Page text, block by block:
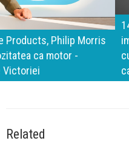
140 de ani de Mercedes-
important „test al
cu aceeași
calitate
Related